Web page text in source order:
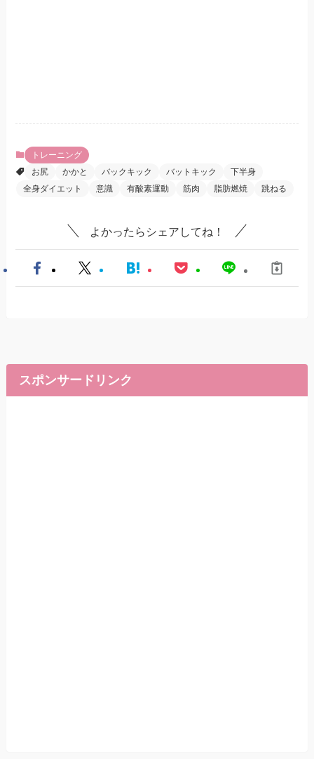
トレーニング
お尻
かかと バックキック バットキック
下半身
全身ダイエット
意識 有酸素運動 筋肉 脂肪燃焼 跳ねる
よかったらシェアしてね！
スポンサードリンク